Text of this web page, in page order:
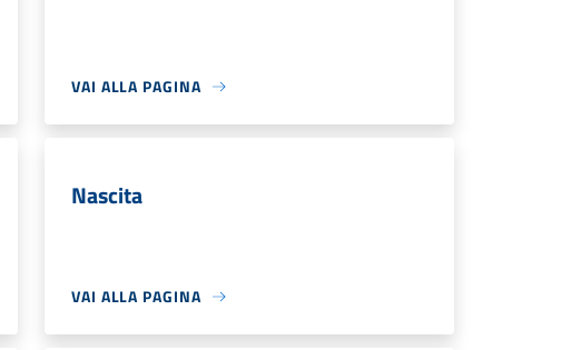
VAI ALLA PAGINA
Nascita
VAI ALLA PAGINA